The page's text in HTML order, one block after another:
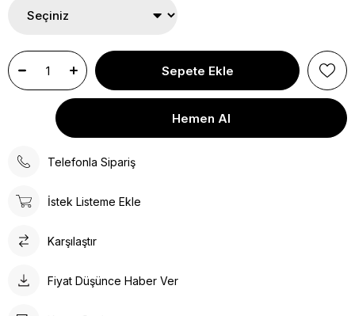
Telefonla Sipariş
İstek Listeme Ekle
Karşılaştır
Fiyat Düşünce Haber Ver